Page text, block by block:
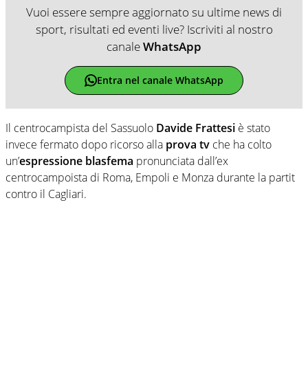
Vuoi essere sempre aggiornato su ultime news di
sport, risultati ed eventi live? Iscriviti al nostro
canaleWhatsApp
Entra nel canale WhatsApp
Il centrocampista del Sassuolo Davide Frattesi è stato
invece fermato dopo ricorso alla prova tv che ha colto
un’espressione blasfema pronunciata dall’ex
centrocampoista di Roma, Empoli e Monza durante la partit
contro il Cagliari.